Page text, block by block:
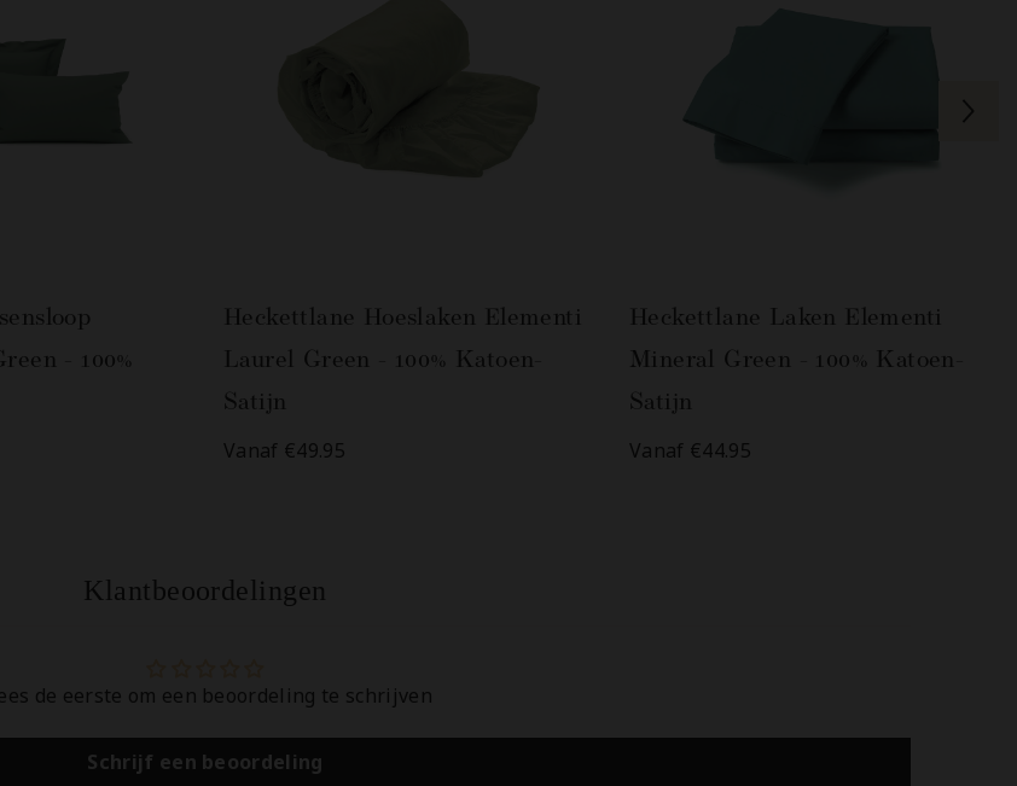
- 100%
Heckettlane Hoeslaken Elementi
Laurel Green - 100% Katoen-
Satijn
Vanaf €49.95
Heckettlane Laken Elementi
Mineral Green - 100% Katoen-
Satijn
Vanaf €44.95
Klantbeoordelingen
de eerste om een beoordeling te schrijven
Schrijf een beoordeling